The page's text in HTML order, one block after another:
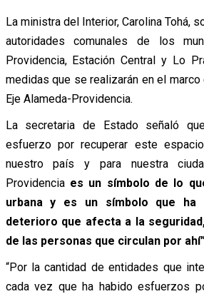
La ministra del Interior, Carolina Tohá,
autoridades comunales de los
Providencia, Estación Central y Lo
medidas que se realizarán en el
Eje Alameda-Providencia.
La secretaria de Estado señaló
esfuerzo por recuperar este
nuestro país y para nuestra
Providencia es un símbolo de lo
urbana y es un símbolo que ha
deterioro que afecta a la
de las personas que circulan por
“Por la cantidad de entidades que
cada vez que ha habido esfuerzos